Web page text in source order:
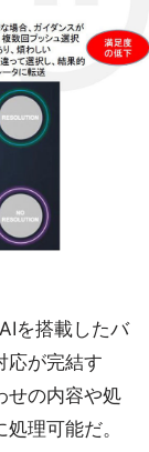
を搭載したバ
応が完結す
せの内容や処
理可能だ。